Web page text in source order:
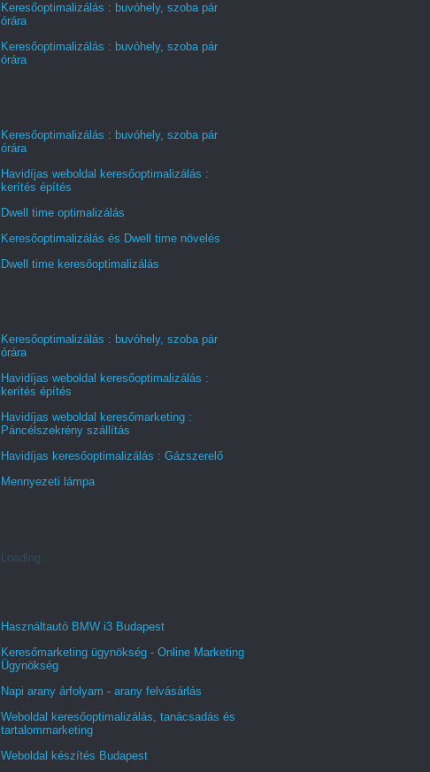
Keresőoptimalizálás : buvóhely, szoba pár
órára
Keresőoptimalizálás : buvóhely, szoba pár
órára
Keresőoptimalizálás : buvóhely, szoba pár
órára
Havidíjas weboldal keresőoptimalizálás :
kerítés építés
Dwell time optimalizálás
Keresőoptimalizálás és Dwell time növelés
Dwell time keresőoptimalizálás
Keresőoptimalizálás : buvóhely, szoba pár
órára
Havidíjas weboldal keresőoptimalizálás :
kerítés építés
Havidíjas weboldal keresőmarketing :
Páncélszekrény szállítás
Havidíjas keresőoptimalizálás : Gázszerelő
Mennyezeti lámpa
Loading...
Használtautó BMW i3 Budapest
Keresőmarketing ügynökség - Online Marketing
Ügynökség
Napi arany árfolyam - arany felvásárlás
Weboldal keresőoptimalizálás, tanácsadás és
tartalommarketing
Weboldal készítés Budapest